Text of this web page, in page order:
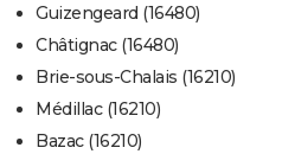
Guizengeard (16480)
Châtignac (16480)
Brie-sous-Chalais (16210)
Médillac (16210)
Bazac (16210)